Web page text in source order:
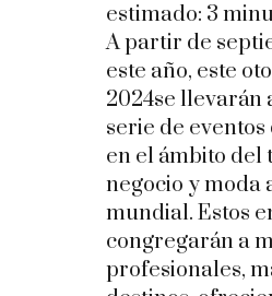
estimado: 3
A partir de
este año, este
2024se llevarán
serie de
en el ámbito del
negocio y moda
mundial. Estos
congregarán a
profesionales,